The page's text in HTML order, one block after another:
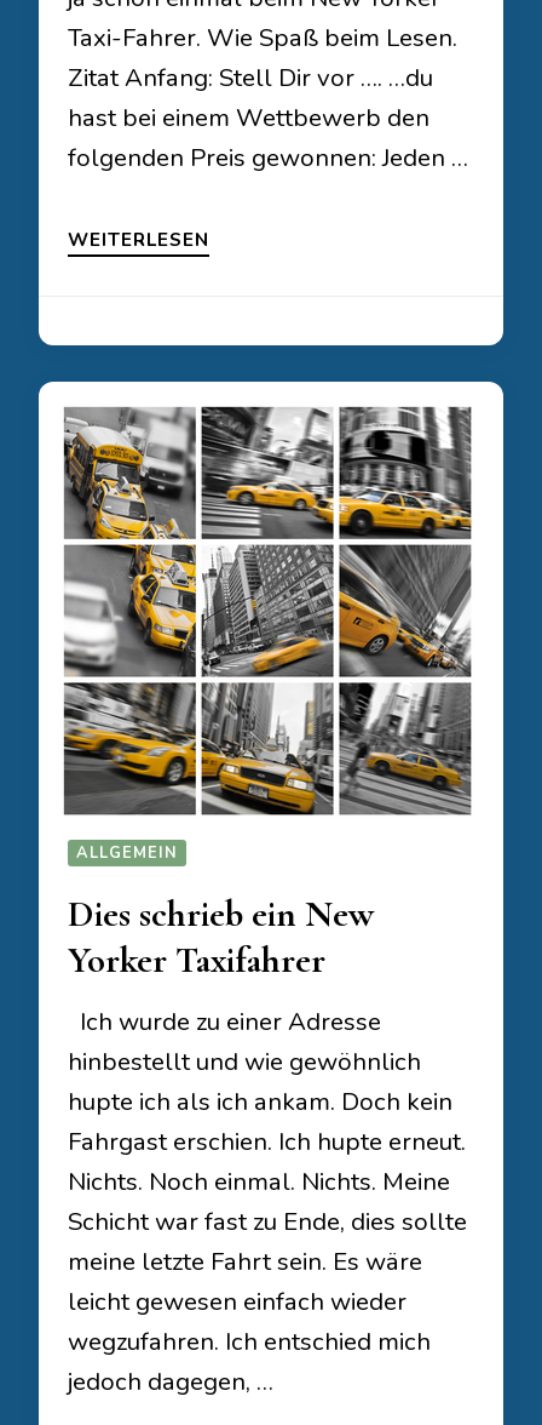
Taxi-Fahrer. Wie Spaß beim Lesen.
Zitat Anfang: Stell Dir vor …. …du
hast bei einem Wettbewerb den
folgenden Preis gewonnen: Jeden …
WEITERLESEN
ALLGEMEIN
Dies schrieb ein New
Yorker Taxifahrer
Ich wurde zu einer Adresse
hinbestellt und wie gewöhnlich
hupte ich als ich ankam. Doch kein
Fahrgast erschien. Ich hupte erneut.
Nichts. Noch einmal. Nichts. Meine
Schicht war fast zu Ende, dies sollte
meine letzte Fahrt sein. Es wäre
leicht gewesen einfach wieder
wegzufahren. Ich entschied mich
jedoch dagegen, …